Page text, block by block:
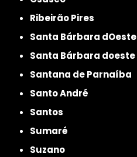
Ribeirão Pires
Santa Bárbara dOeste
Santa Bárbara doeste
Santana de Parnaíba
Santo André
Santos
Sumaré
Suzano